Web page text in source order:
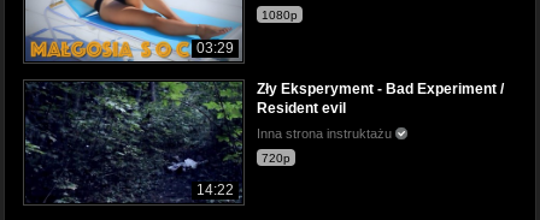
03:29
1080p
14:22
Zły Eksperyment - Bad Experiment /
Resident evil
Inna strona instruktażu
720p